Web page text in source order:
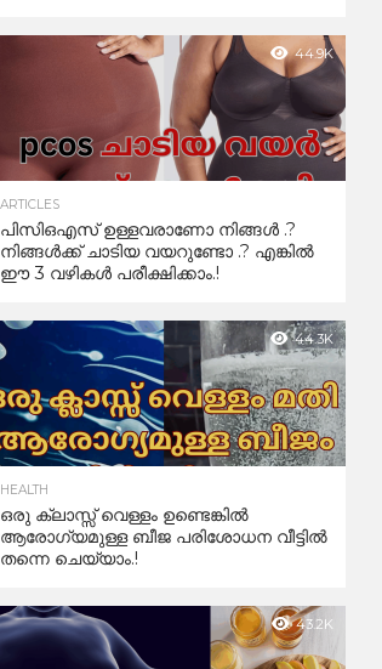
44.9K
ARTICLES
പിസിഒഎസ് ഉള്ളവരാണോ നിങ്ങൾ .?
നിങ്ങൾക്ക് ചാടിയ വയറുണ്ടോ .? എങ്കിൽ
ഈ 3 വഴികൾ പരീക്ഷിക്കാം.!
44.3K
HEALTH
ഒരു ക്ലാസ്സ് വെള്ളം ഉണ്ടെങ്കിൽ
ആരോഗ്യമുള്ള ബീജ പരിശോധന വീട്ടിൽ
തന്നെ ചെയ്യാം.!
43.2K